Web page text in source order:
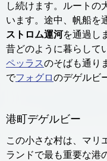
し続けます。ルートの
います。途中、帆船を
ストロム運河を通過し
昔どのように暮らして
ペッラスのそばも通り
でフォグロのデゲルビ
港町デゲルビー
この小さな村は、マリ
ランドで最も重要な港